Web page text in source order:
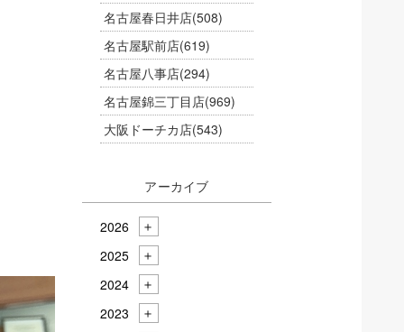
名古屋春日井店(508)
名古屋駅前店(619)
名古屋八事店(294)
名古屋錦三丁目店(969)
大阪ドーチカ店(543)
アーカイブ
2026
2025
2024
2023